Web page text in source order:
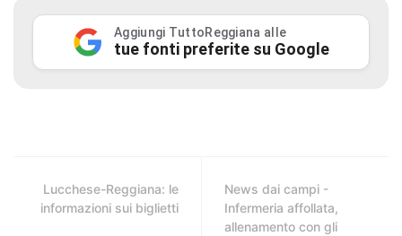
Aggiungi TuttoReggiana alle
tue fonti preferite su Google
Lucchese-Reggiana: le
informazioni sui biglietti
News dai campi -
Infermeria affollata,
allenamento con gli